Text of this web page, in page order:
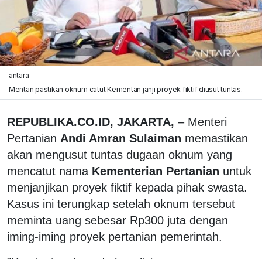
antara
Mentan pastikan oknum catut Kementan janji proyek fiktif diusut tuntas.
REPUBLIKA.CO.ID, JAKARTA, – Menteri
Pertanian Andi Amran Sulaiman memastikan
akan mengusut tuntas dugaan oknum yang
mencatut nama Kementerian Pertanian untuk
menjanjikan proyek fiktif kepada pihak swasta.
Kasus ini terungkap setelah oknum tersebut
meminta uang sebesar Rp300 juta dengan
iming-iming proyek pertanian pemerintah.